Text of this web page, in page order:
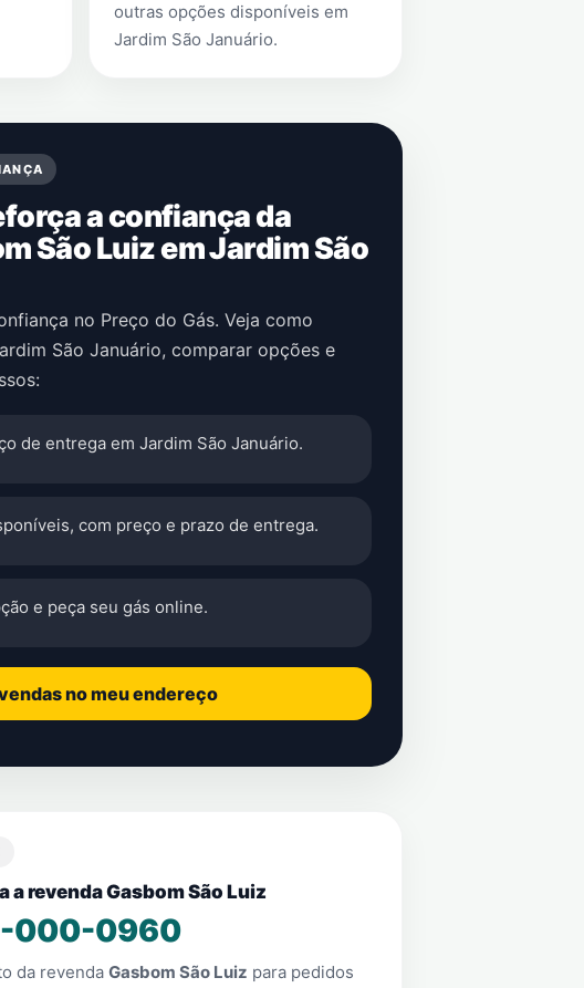
outras opções disponíveis em
Jardim São Januário.
a confiança da
São Luiz em Jardim São
no Preço do Gás. Veja como
São Januário, comparar opções e
de entrega em Jardim São Januário.
com preço e prazo de entrega.
e peça seu gás online.
no meu endereço
a revenda Gasbom São Luiz
000-0960
da revendaGasbom São Luiz para pedidos